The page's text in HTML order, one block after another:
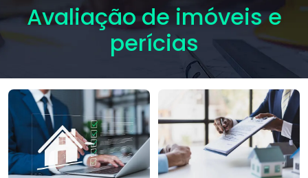
Avaliação de imóveis e
perícias